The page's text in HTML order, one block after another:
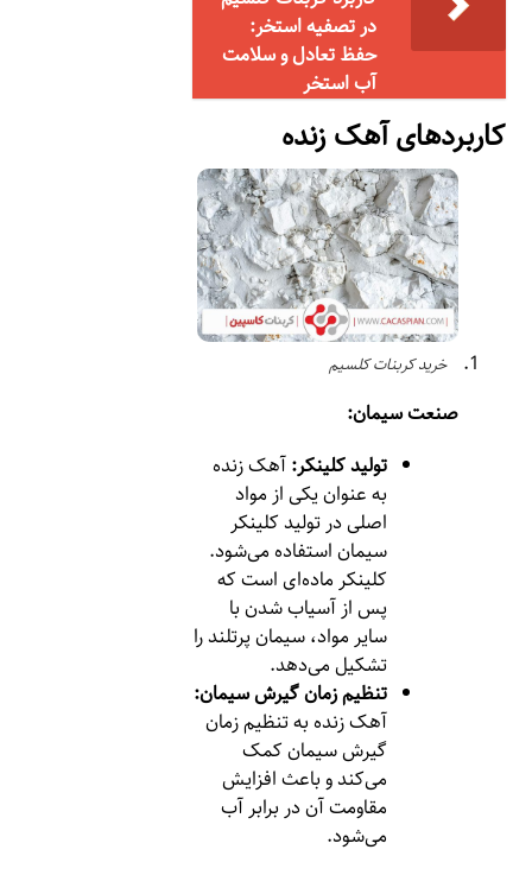
در تصفیه استخر:
حفظ تعادل و سلامت
آب استخر
کاربردهای آهک زنده
خرید کربنات کلسیم
صنعت سیمان:
تولید کلینکر:آهک زنده
به عنوان یکی از مواد
اصلی در تولید کلینکر
سیمان استفاده می‌شود.
کلینکر ماده‌ای است که
پس از آسیاب شدن با
سایر مواد، سیمان پرتلند را
تشکیل می‌دهد.
تنظیم زمان گیرش سیمان:
آهک زنده به تنظیم زمان
گیرش سیمان کمک
می‌کند و باعث افزایش
مقاومت آن در برابر آب
می‌شود.